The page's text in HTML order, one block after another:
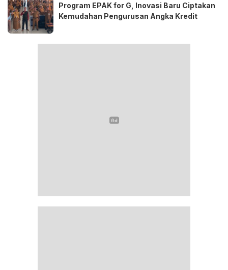
Program EPAK for G, Inovasi Baru Ciptakan
Kemudahan Pengurusan Angka Kredit